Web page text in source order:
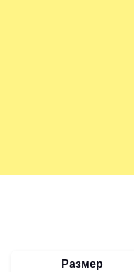
Размер